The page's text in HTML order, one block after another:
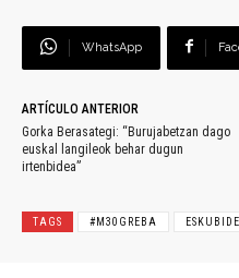
WhatsApp
ARTÍCULO ANTERIOR
Gorka Berasategi: “Burujabetzan dago
euskal langileok behar dugun
irtenbidea”
TAGS #M30GREBA